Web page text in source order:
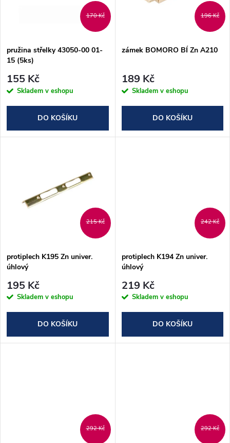
p
r
o
d
s
p
r
ů
170 Kč
pružina střelky 43050-00 01-
15 (5ks)
155 Kč
Skladem v eshopu
DO KOŠÍKU
196 Kč
zámek BOMORO BÍ Zn A210
189 Kč
Skladem v eshopu
DO KOŠÍKU
215 Kč
protiplech K195 Zn univer.
úhlový
195 Kč
Skladem v eshopu
DO KOŠÍKU
242 Kč
protiplech K194 Zn univer.
úhlový
219 Kč
Skladem v eshopu
DO KOŠÍKU
292 Kč 292 Kč